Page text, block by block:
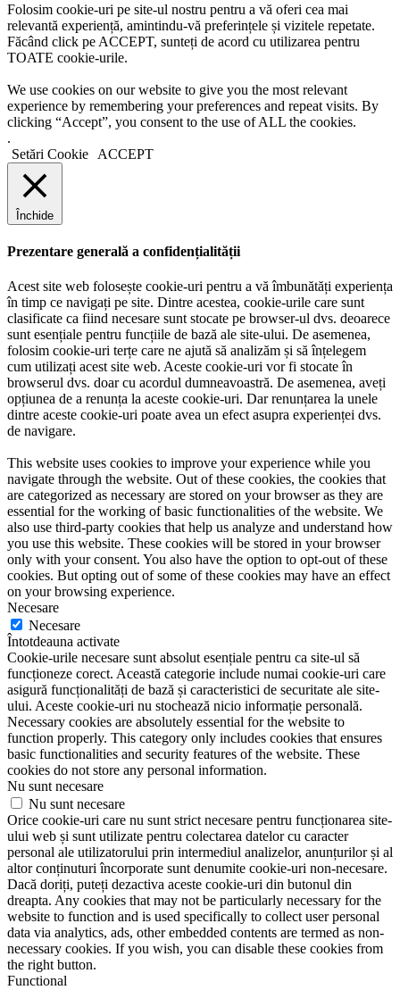
Folosim cookie-uri pe site-ul nostru pentru a vă oferi cea mai
relevantă experiență, amintindu-vă preferințele și vizitele repetate.
Făcând click pe ACCEPT, sunteți de acord cu utilizarea pentru
TOATE cookie-urile.
We use cookies on our website to give you the most relevant
experience by remembering your preferences and repeat visits. By
clicking “Accept”, you consent to the use of ALL the cookies.
.
Setări Cookie
ACCEPT
Închide
Prezentare generală a confidențialității
Acest site web folosește cookie-uri pentru a vă îmbunătăți experiența
în timp ce navigați pe site. Dintre acestea, cookie-urile care sunt
clasificate ca fiind necesare sunt stocate pe browser-ul dvs. deoarece
sunt esențiale pentru funcțiile de bază ale site-ului. De asemenea,
folosim cookie-uri terțe care ne ajută să analizăm și să înțelegem
cum utilizați acest site web. Aceste cookie-uri vor fi stocate în
browserul dvs. doar cu acordul dumneavoastră. De asemenea, aveți
opțiunea de a renunța la aceste cookie-uri. Dar renunțarea la unele
dintre aceste cookie-uri poate avea un efect asupra experienței dvs.
de navigare.
This website uses cookies to improve your experience while you
navigate through the website. Out of these cookies, the cookies that
are categorized as necessary are stored on your browser as they are
essential for the working of basic functionalities of the website. We
also use third-party cookies that help us analyze and understand how
you use this website. These cookies will be stored in your browser
only with your consent. You also have the option to opt-out of these
cookies. But opting out of some of these cookies may have an effect
on your browsing experience.
Necesare
Necesare
Întotdeauna activate
Cookie-urile necesare sunt absolut esențiale pentru ca site-ul să
funcționeze corect. Această categorie include numai cookie-uri care
asigură funcționalități de bază și caracteristici de securitate ale site-
ului. Aceste cookie-uri nu stochează nicio informație personală.
Necessary cookies are absolutely essential for the website to
function properly. This category only includes cookies that ensures
basic functionalities and security features of the website. These
cookies do not store any personal information.
Nu sunt necesare
Nu sunt necesare
Orice cookie-uri care nu sunt strict necesare pentru funcționarea site-
ului web și sunt utilizate pentru colectarea datelor cu caracter
personal ale utilizatorului prin intermediul analizelor, anunțurilor și al
altor conținuturi încorporate sunt denumite cookie-uri non-necesare.
Dacă doriți, puteți dezactiva aceste cookie-uri din butonul din
dreapta. Any cookies that may not be particularly necessary for the
website to function and is used specifically to collect user personal
data via analytics, ads, other embedded contents are termed as non-
necessary cookies. If you wish, you can disable these cookies from
the right button.
Functional